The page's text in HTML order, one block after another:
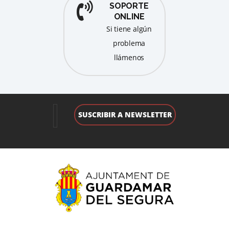
SOPORTE
ONLINE
Si tiene algún
problema
llámenos